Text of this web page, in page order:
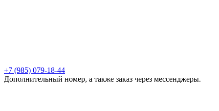
+7 (985) 079-18-44
Дополнительный номер, а также заказ через мессенджеры.